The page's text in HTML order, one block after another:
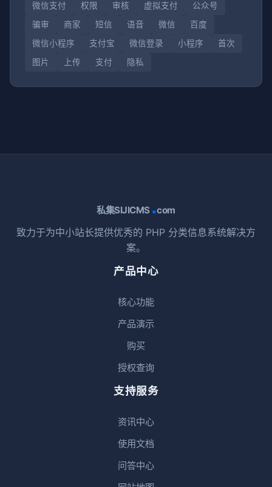
微信支付 权限 审核 虚拟支付
公众号
骗审
商家 短信 语音 微信
百度
微信小程序
支付宝 微信登录 小程序
首次
图片
上传 支付 隐私
私集SIJICMS .com
致力于为中小站长提供优秀的 PHP 分类信息系统解决方
案。
产品中心
核心功能
产品演示
购买
授权查询
支持服务
资讯中心
使用文档
问答中心